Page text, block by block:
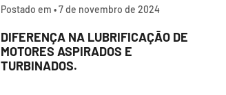
Postado em •7 de novembro de 2024
DIFERENÇA NA LUBRIFICAÇÃO DE
MOTORES ASPIRADOS E
TURBINADOS.